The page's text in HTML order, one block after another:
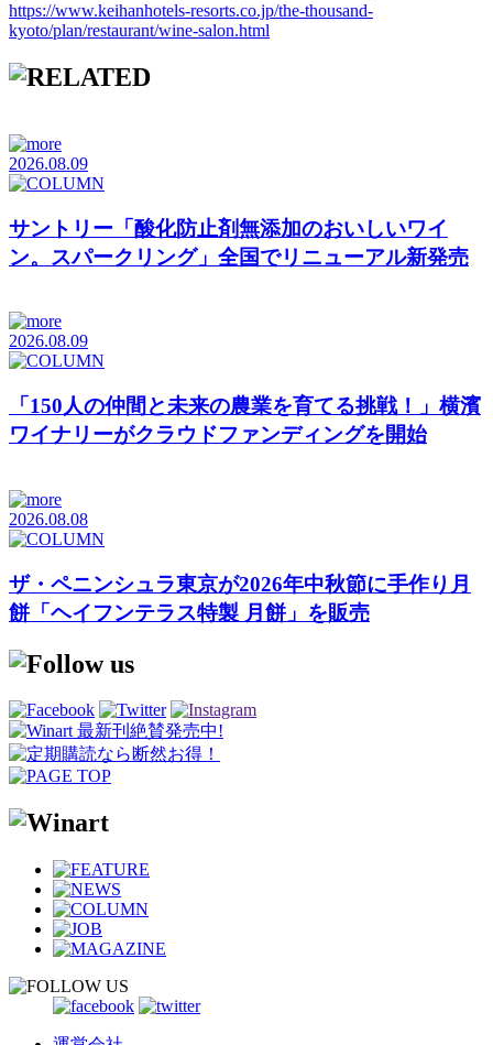
https://www.keihanhotels-resorts.co.jp/the-thousand-
kyoto/plan/restaurant/wine-salon.html
2026.08.09
サントリー「酸化防止剤無添加のおいしいワイ
ン。スパークリング」全国でリニューアル新発売
2026.08.09
「150人の仲間と未来の農業を育てる挑戦！」横濱
ワイナリーがクラウドファンディングを開始
2026.08.08
ザ・ペニンシュラ東京が2026年中秋節に手作り月
餅「ヘイフンテラス特製 月餅」を販売